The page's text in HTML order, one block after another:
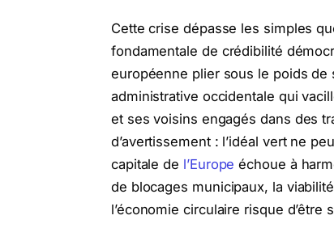
Cette crise dépasse les simples
fondamentale de crédibilité
européenne plier sous le poids de
administrative occidentale qui
et ses voisins engagés dans des
d’avertissement : l’idéal vert ne
capitale de l’Europe échoue à
de blocages municipaux, la
l’économie circulaire risque